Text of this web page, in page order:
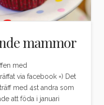
mammor
med
via facebook =) Det
med 4st andra som
att föda i januari